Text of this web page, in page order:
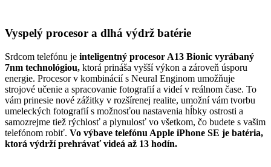
Vyspelý procesor a dlhá výdrž batérie
Srdcom telefónu je inteligentný procesor A13 Bionic vyrábaný
7nm technológiou, ktorá prináša vyšší výkon a zároveň úsporu
energie. Procesor v kombinácií s Neural Enginom umožňuje
strojové učenie a spracovanie fotografií a videí v reálnom čase. To
vám prinesie nové zážitky v rozšírenej realite, umožní vám tvorbu
umeleckých fotografií s možnosťou nastavenia hĺbky ostrosti a
samozrejme tiež rýchlosť a plynulosť vo všetkom, čo budete s vašim
telefónom robiť. Vo výbave telefónu Apple iPhone SE je batéria,
ktorá výdrží prehrávať videá až 13 hodín.